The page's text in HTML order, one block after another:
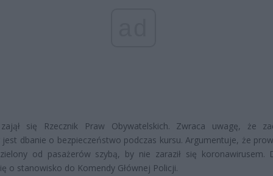
się Rzecznik Praw Obywatelskich. Zwraca uwagę, że
jest dbanie o bezpieczeństwo podczas kursu. Argumentuje, że
od pasażerów szybą, by nie zaraził się koronawirusem.
o stanowisko do Komendy Głównej Policji.